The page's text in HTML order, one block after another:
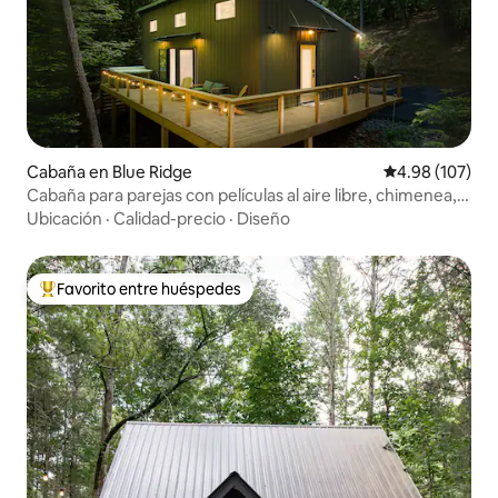
Cabaña en Blue Ridge Calificación
4.98 (107)
Cabaña para parejas con películas al aire libre, chimenea,
jacuzzi
Ubicación · Calidad-precio · Diseño
Favorito entre huéspedes preferido
Favorito entre huéspedes